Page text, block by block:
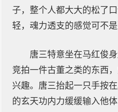
子，整个人都大大的松了
轻，魂力透支的感觉可不是
唐三特意坐在马红俊
竞拍一件古董之类的东西
兴趣。唐三抬起一只手按
的玄天功内力缓缓输入他体